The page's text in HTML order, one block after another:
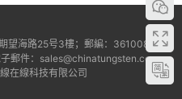
望海路25号3樓；郵編：361008
郵件：sales@chinatungsten.com
在線科技有限公司